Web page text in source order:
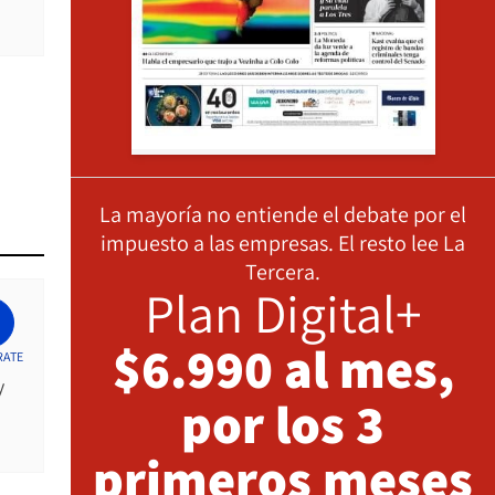
La mayoría no entiende el debate por el
impuesto a las empresas. El resto lee La
Tercera.
Plan Digital+
$6.990 al mes,
por los 3
primeros meses